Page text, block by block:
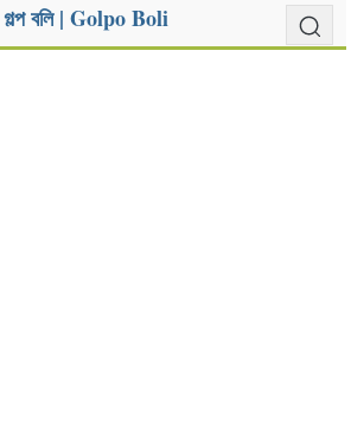
গল্প বলি | Golpo Boli